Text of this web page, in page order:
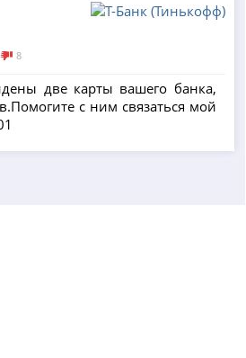
8
две карты вашего банка,
с ним связаться мой